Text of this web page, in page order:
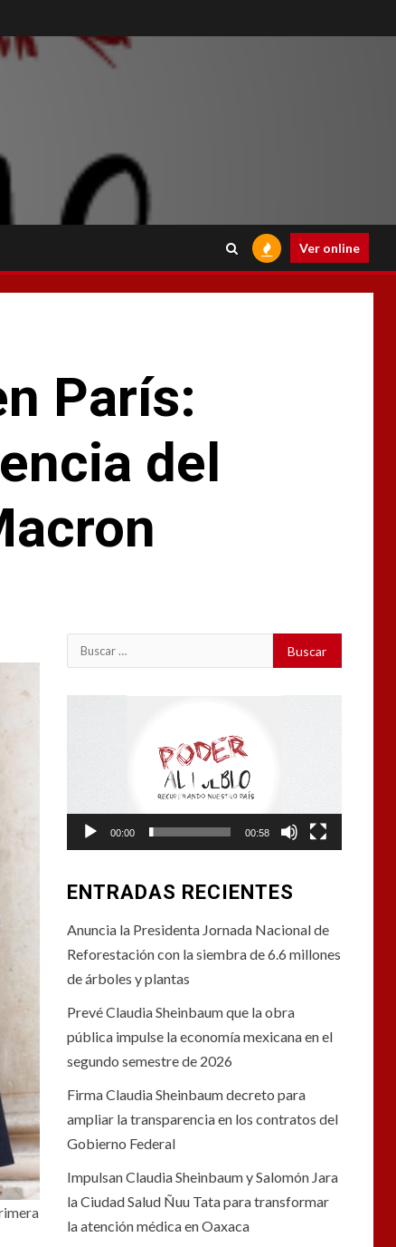
Ver online
París:
del
Buscar:
00:00 00:58
ENTRADAS RECIENTES
Anuncia la Presidenta Jornada Nacional de
Reforestación con la siembra de 6.6 millones
de árboles y plantas
Prevé Claudia Sheinbaum que la obra
pública impulse la economía mexicana en el
segundo semestre de 2026
Firma Claudia Sheinbaum decreto para
ampliar la transparencia en los contratos del
Gobierno Federal
Impulsan Claudia Sheinbaum y Salomón Jara
la Ciudad Salud Ñuu Tata para transformar
la atención médica en Oaxaca